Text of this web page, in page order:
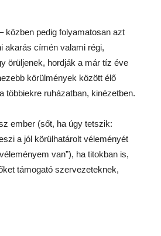
közben pedig folyamatosan azt
akarás címén valami régi,
örüljenek, hordják a már tíz éve
körülmények között élő
ruházatban, kinézetben.
ember (sőt, ha úgy tetszik:
a jól körülhatárolt véleményét
van”), ha titokban is,
támogató szervezeteknek,